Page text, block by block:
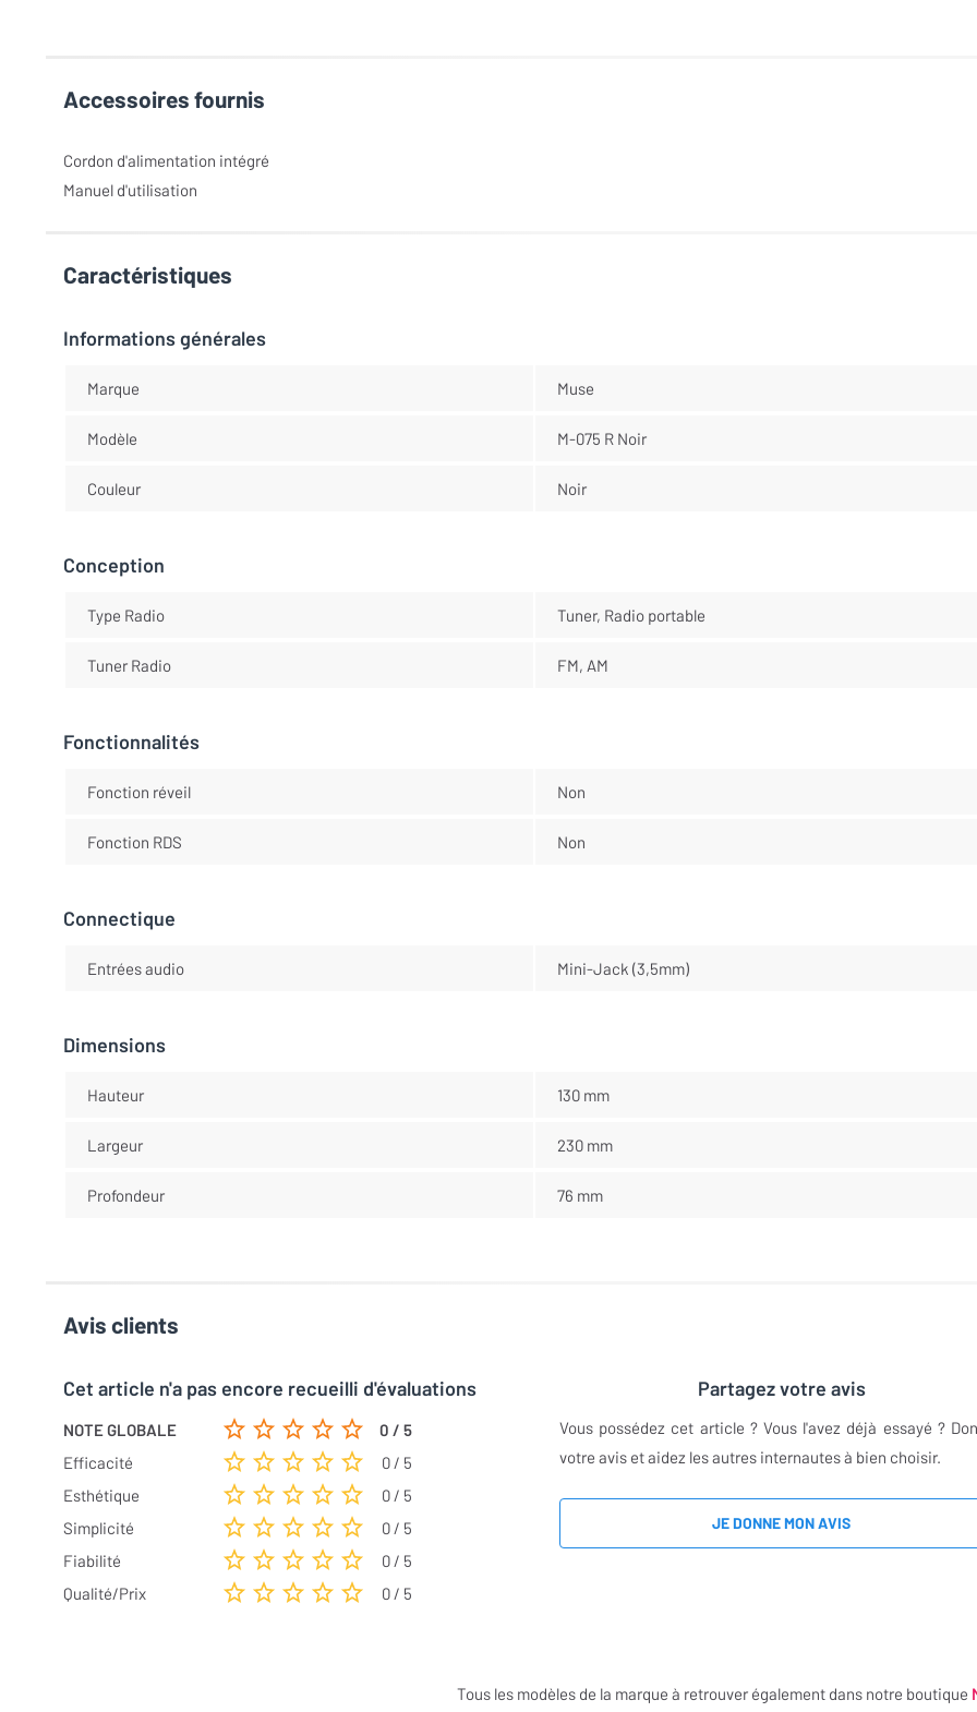
Accessoires fournis
Cordon d'alimentation intégré
Manuel d'utilisation
Caractéristiques
Informations générales
Marque Muse
Modèle M-075 R Noir
Couleur Noir
Conception
Type Radio Tuner, Radio portable
Tuner Radio FM, AM
Fonctionnalités
Fonction réveil Non
Fonction RDS Non
Connectique
Entrées audio Mini-Jack (3,5mm)
Dimensions
Hauteur 130 mm
Largeur 230 mm
Profondeur 76 mm
Avis clients
Cet article n'a pas encore recueilli d'évaluations
NOTE GLOBALE
0 / 5
Efficacité
0 / 5
Esthétique
0 / 5
Simplicité
0 / 5
Fiabilité
0 / 5
Qualité/Prix
0 / 5
Partagez votre avis
Vous possédez cet article ? Vous l'avez déjà essayé ?
votre avis et aidez les autres internautes à bien choisir.
JE DONNE MON AVIS
Tous les modèles de la marque à retrouver également dans notre boutique